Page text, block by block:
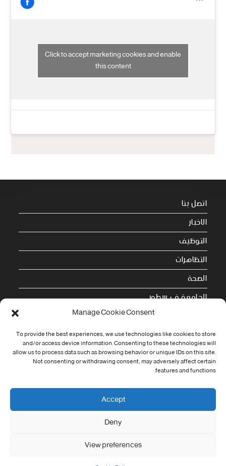
Manage Cookie Consent
To provide the best experiences, we use technologies like cookies to store
and/or access device information. Consenting to these technologies will
allow us to process data such as browsing behavior or unique IDs on this site.
Not consenting or withdrawing consent, may adversely affect certain
features and functions.
Accept
Deny
View preferences
Click to accept marketing cookies and enable
this content
اتصل بنا
الاخبار
التوظيف
التظاهرات
الصحة
الجامعة في سطور
Cookie Policy (EU)
معلومات الاتصال
Address:
جامعة العربي التبسي طريق قسنطينة - تبسة